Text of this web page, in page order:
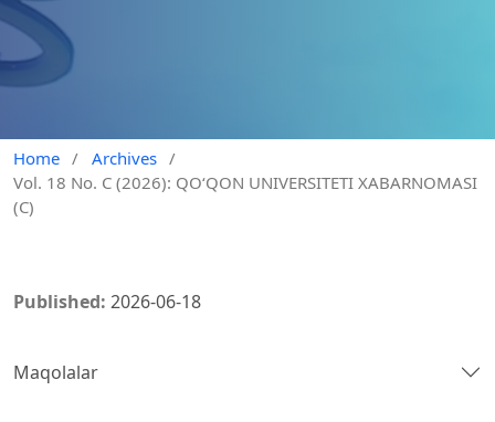
Home / Archives /
Vol. 18 No. C (2026): QO‘QON UNIVERSITETI XABARNOMASI
(C)
Published: 2026-06-18
Maqolalar